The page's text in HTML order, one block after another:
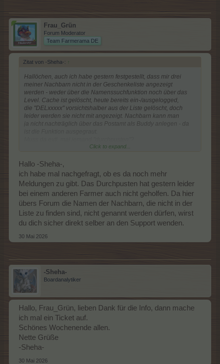
Frau_Grün
Forum Moderator
Team Farmerama DE
Zitat von -Sheha-: ↑
Hallöchen, auch ich habe gestern festgestellt, dass mir drei
meiner Nachbarn nicht in der Geschenkeliste angezeigt
werden - weder über die Namenssuchfunktion noch über das
Level. Cache ist gelöscht, heute bereits ein-/ausgelogged,
die "DELxxxxx" vorsichtshalber aus der Liste gelöscht, doch
leider werden sie nicht mit angezeigt. Nachbarn kann man
ja nicht nachträglich über das Postamt als Buddy anlegen - da
Click to expand...
Hallo -Sheha-,
ich habe mal nachgefragt, ob es da noch mehr
Meldungen zu gibt. Das Durchpusten hat gestern leider
bei einem anderen Farmer auch nicht geholfen. Da hier
übers Forum die Namen der Nachbarn, die nicht in der
Liste zu finden sind, nicht genannt werden dürfen, wirst
du dich sicher direkt selber an den Support wenden.
30 Mai 2026
-Sheha-
Boardanalytiker
Hallo, Frau_Grün, lieben Dank für die Info, dann mache
ich mal ein Ticket auf.
Schönes Wochenende allen.
Nette Grüße
-Sheha-
30 Mai 2026